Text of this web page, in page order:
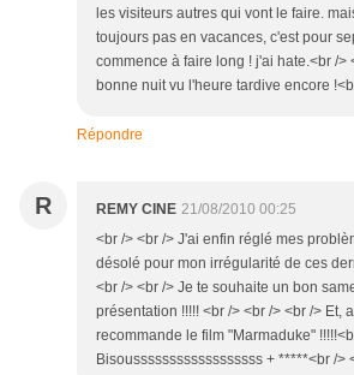
les visiteurs autres qui vont le faire.
toujours pas en vacances, c'est pour
commence à faire long ! j'ai hate.<br />
bonne nuit vu l'heure tardive encore
Répondre
R REMY CINE 21/08/2010 00:25
<br /> <br /> J'ai enfin réglé mes
désolé pour mon irrégularité de ces
<br /> <br /> Je te souhaite un bon
présentation !!!!! <br /> <br /> <br /> Et,
recommande le film "Marmaduke"
Bisoussssssssssssssssss + *****<br />